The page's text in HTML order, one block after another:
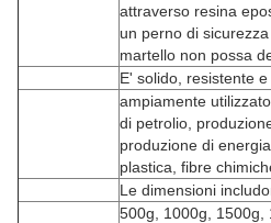
attraverso resina
un perno di
martello non possa
E' solido, resistente
ampiamente
di petrolio,
produzione di
plastica, fibre
Le dimensioni
500g, 1000g, 1500g,